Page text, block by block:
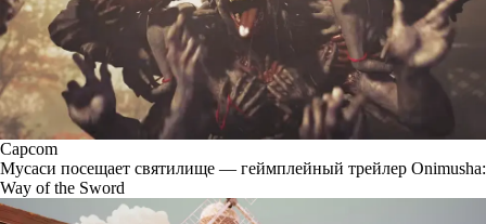
Capcom
Мусаси посещает святилище — геймплейный трейлер Onimusha:
Way of the Sword